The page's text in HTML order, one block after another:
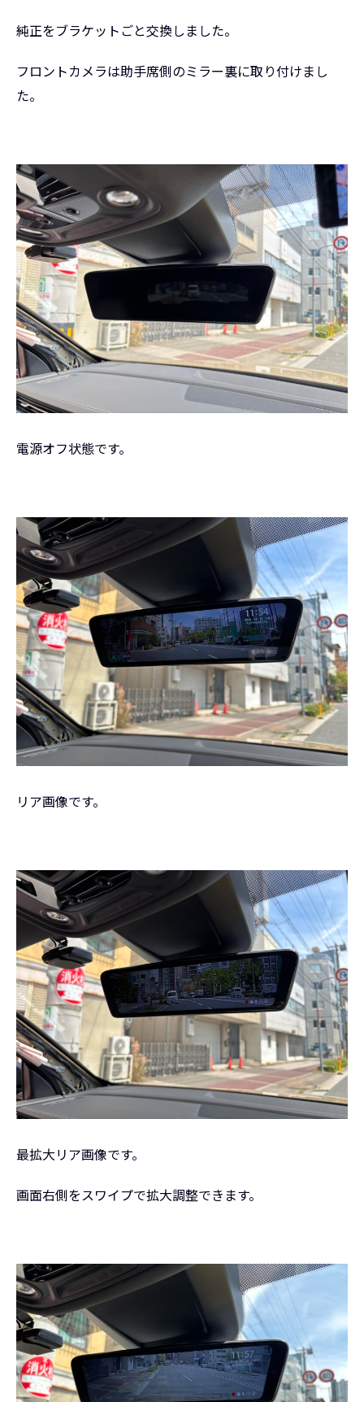
純正をブラケットごと交換しました。
フロントカメラは助手席側のミラー裏に取り付けまし
た。
電源オフ状態です。
リア画像です。
最拡大リア画像です。
画面右側をスワイプで拡大調整できます。